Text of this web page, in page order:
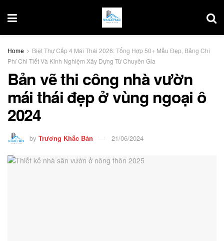
Home
Biệt Thự Cấp 4 Mái Thái 2026: Tổng Hợp 50+ Mẫu Đẹp, Bảng Chi
Phí Chi Tiết Và Kinh Nghiệm Xây Dựng Từ Chuyên Gia
Bản vẽ thi công nhà vườn
mái thái đẹp ở vùng ngoại ô
2024
by Trương Khắc Bản 21/06/2024